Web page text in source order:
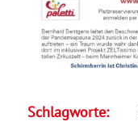
Schlagworte: